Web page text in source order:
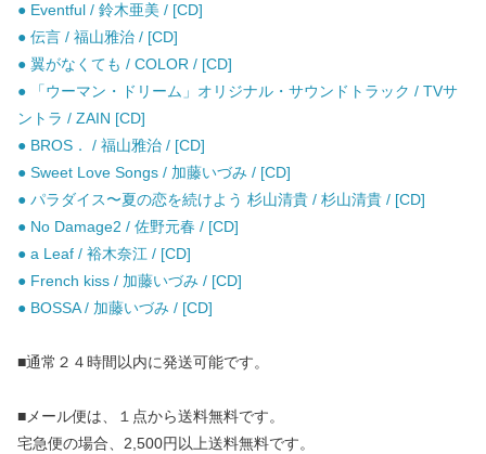
● Eventful / 鈴木亜美 / [CD]
● 伝言 / 福山雅治 / [CD]
● 翼がなくても / COLOR / [CD]
● 「ウーマン・ドリーム」オリジナル・サウンドトラック / TVサ
ントラ / ZAIN [CD]
● BROS． / 福山雅治 / [CD]
● Sweet Love Songs / 加藤いづみ / [CD]
● パラダイス〜夏の恋を続けよう 杉山清貴 / 杉山清貴 / [CD]
● No Damage2 / 佐野元春 / [CD]
● a Leaf / 裕木奈江 / [CD]
● French kiss / 加藤いづみ / [CD]
● BOSSA / 加藤いづみ / [CD]
■通常２４時間以内に発送可能です。
■メール便は、１点から送料無料です。
宅急便の場合、2,500円以上送料無料です。